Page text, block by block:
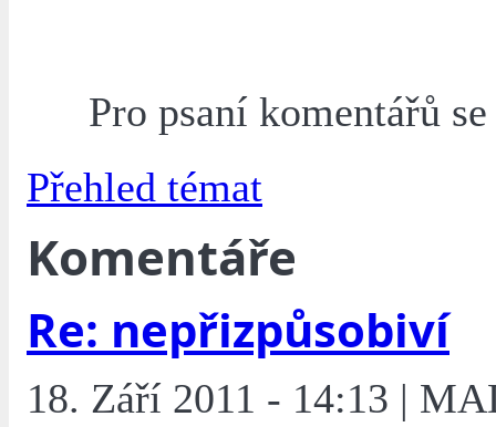
Pro psaní komentářů
Přehled témat
Komentáře
Re: nepřizpůsobiví
18. Září 2011 - 14:13 |